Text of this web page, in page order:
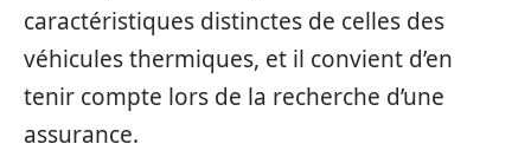
caractéristiques distinctes de celles des
véhicules thermiques, et il convient d’en
tenir compte lors de la recherche d’une
assurance.